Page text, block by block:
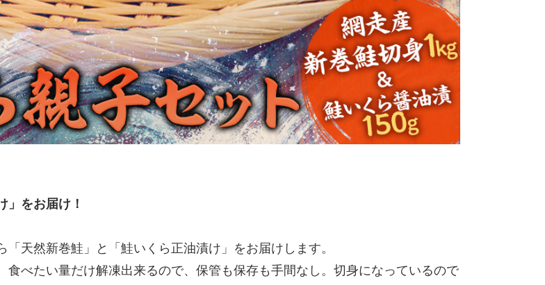
」をお届け！
天然新巻鮭」と「鮭いくら正油漬け」をお届けします。
べたい量だけ解凍出来るので、保管も保存も手間なし。切身になっているので